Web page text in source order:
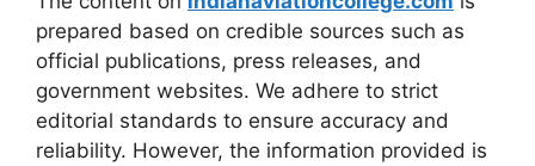
prepared based on credible sources such as
official publications, press releases, and
government websites. We adhere to strict
editorial standards to ensure accuracy and
reliability. However, the information provided is